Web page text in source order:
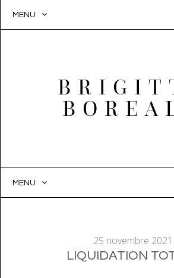
MENU
MENU
25 novembre 2021
LIQUIDATION